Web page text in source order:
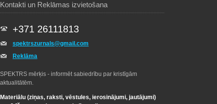
Kontakti un Reklāmas izvietošana
+371 26111813
spektrszurnals@gmail.com
Reklāma
SPEKTRS mērķis - informēt sabiedrību par kristīgām
aktualitātēm.
Materiālu (ziņas, raksti, vēstules, ierosinājumi, jautājumi)